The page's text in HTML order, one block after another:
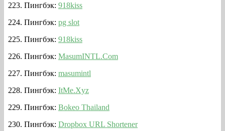
Пингбэк: 918kiss
Пингбэк: pg slot
Пингбэк: 918kiss
Пингбэк: MasumINTL.Com
Пингбэк: masumintl
Пингбэк: ItMe.Xyz
Пингбэк: Bokeo Thailand
Пингбэк: Dropbox URL Shortener